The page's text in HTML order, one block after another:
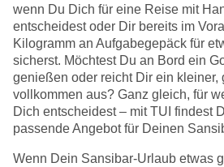
wenn Du Dich für eine Reise mit
entscheidest oder Dir bereits im
Kilogramm an Aufgabegepäck für
sicherst. Möchtest Du an Bord ein
genießen oder reicht Dir ein kleiner,
vollkommen aus? Ganz gleich, für
Dich entscheidest – mit TUI findest
passende Angebot für Deinen
Wenn Dein Sansibar-Urlaub etwas